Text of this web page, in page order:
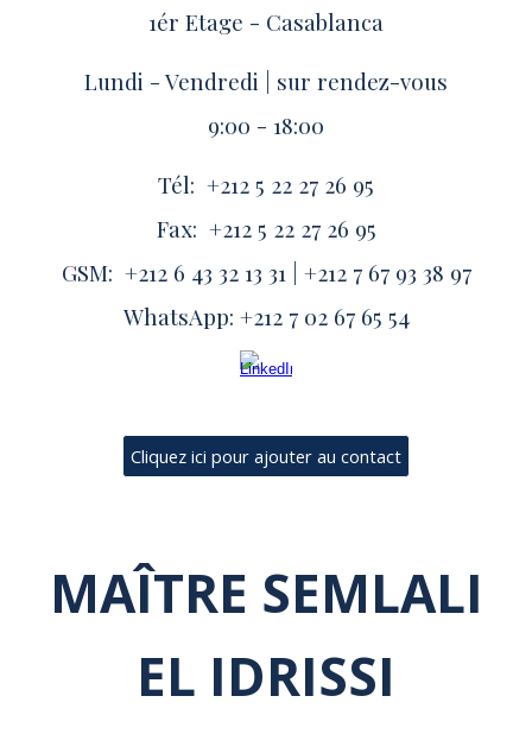
1ér Etage - Casablanca
Lundi - Vendredi | sur rendez-vous
9:00 - 18:00
Tél: +212 5 22 27 26 95
Fax: +212 5 22 27 26 95
GSM: +212 6 43 32 13 31 | +212 7 67 93 38 97
WhatsApp: +212 7 02 67 65 54
Cliquez ici pour ajouter au contact
MAÎTRE SEMLALI
EL IDRISSI